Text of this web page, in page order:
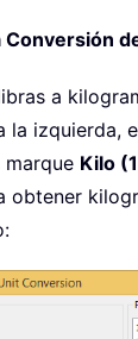
a
la izquierda,
marque Kilo
obtener